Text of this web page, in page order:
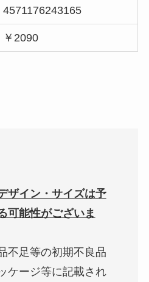
4571176243165
￥2090
ザイン・サイズは予
可能性がございま
不足等の初期不良品
ケージ等に記載され